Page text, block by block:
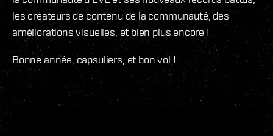
les créateurs de contenu de la communauté, des
améliorations visuelles, et bien plus encore !
Bonne année, capsuliers, et bon vol !